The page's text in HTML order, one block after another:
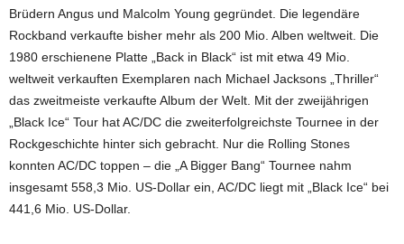
Brüdern Angus und Malcolm Young gegründet. Die legendäre
Rockband verkaufte bisher mehr als 200 Mio. Alben weltweit. Die
1980 erschienene Platte „Back in Black“ ist mit etwa 49 Mio.
weltweit verkauften Exemplaren nach Michael Jacksons „Thriller“
das zweitmeiste verkaufte Album der Welt. Mit der zweijährigen
„Black Ice“ Tour hat AC/DC die zweiterfolgreichste Tournee in der
Rockgeschichte hinter sich gebracht. Nur die Rolling Stones
konnten AC/DC toppen – die „A Bigger Bang“ Tournee nahm
insgesamt 558,3 Mio. US-Dollar ein, AC/DC liegt mit „Black Ice“ bei
441,6 Mio. US-Dollar.